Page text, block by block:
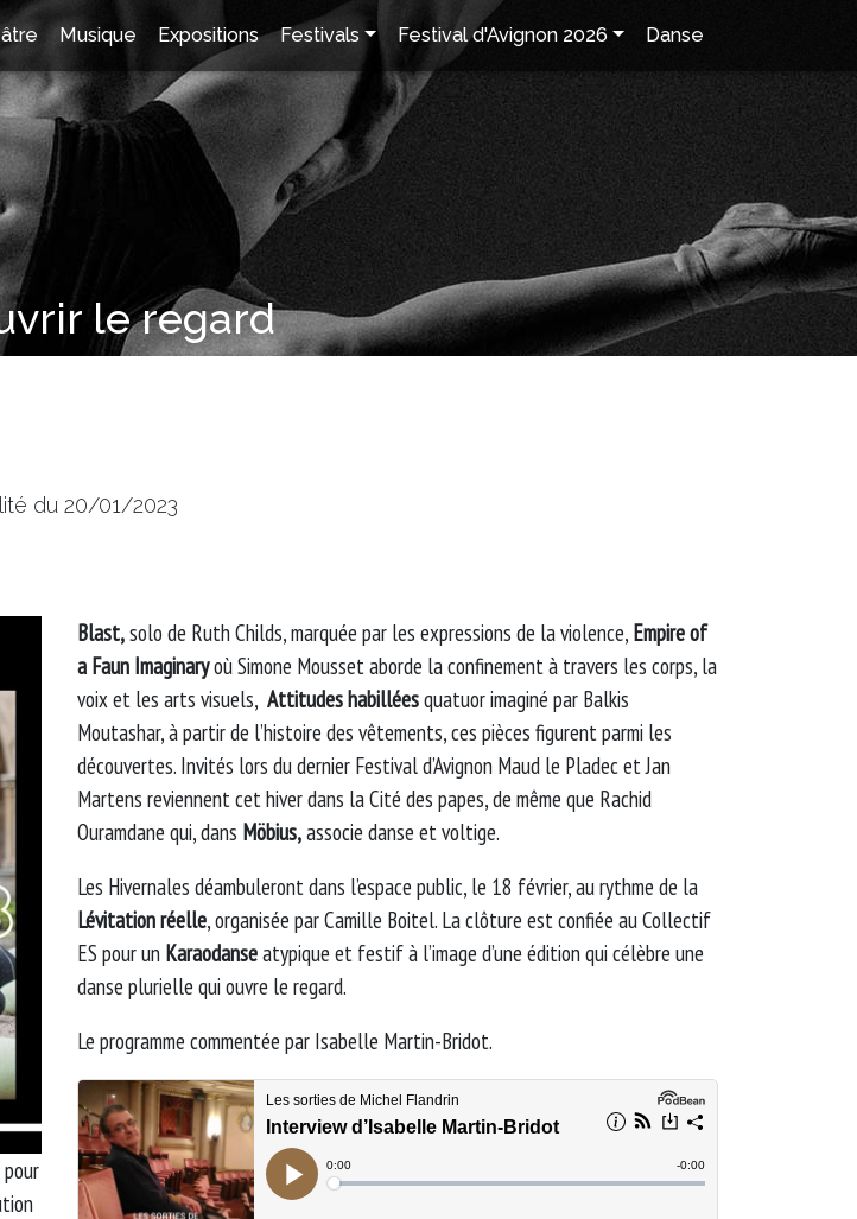
Musique Expositions Festivals Festival d'Avignon 2026 Danse
le regard
du 20/01/2023
Blast,solo de Ruth Childs, marquée par les expressions de la violence, Empire of
a Faun Imaginaryoù Simone Mousset aborde la confinement à travers les corps, la
voix et les arts visuels, Attitudes habilléesquatuor imaginé par Balkis
Moutashar, à partir de l’histoire des vêtements, ces pièces figurent parmi les
découvertes. Invités lors du dernier Festival d’Avignon Maud le Pladec et Jan
Martens reviennent cet hiver dans la Cité des papes, de même que Rachid
Ouramdane qui, dans Möbius,associe danse et voltige.
Les Hivernales déambuleront dans l’espace public, le 18 février, au rythme de la
Lévitation réelle, organisée par Camille Boitel. La clôture est confiée au Collectif
ES pour un Karaodanseatypique et festif à l’image d’une édition qui célèbre une
danse plurielle qui ouvre le regard.
Le programme commentée par Isabelle Martin-Bridot.